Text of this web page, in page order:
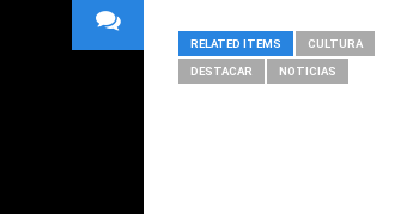
RELATED ITEMS CULTURA
DESTACAR NOTICIAS